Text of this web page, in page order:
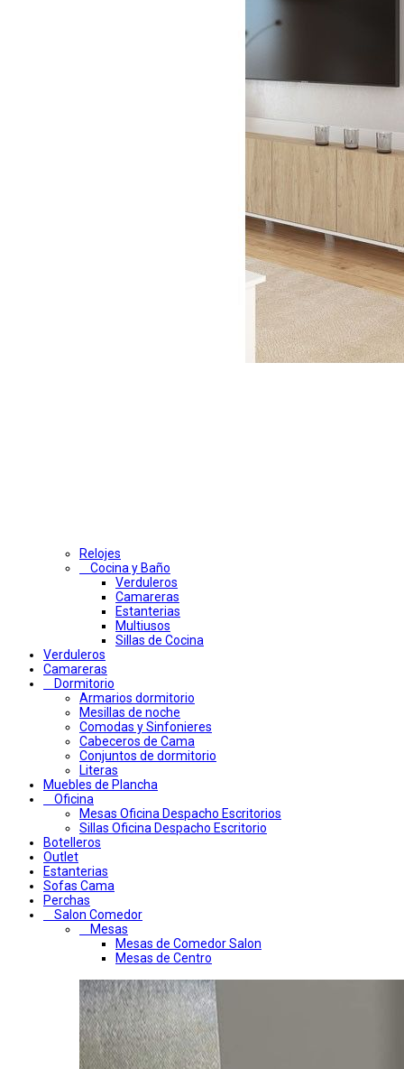
Relojes
Cocina y Baño
Verduleros
Camareras
Estanterias
Multiusos
Sillas de Cocina
Verduleros
Camareras
Dormitorio
Armarios dormitorio
Mesillas de noche
Comodas y Sinfonieres
Cabeceros de Cama
Conjuntos de dormitorio
Literas
Muebles de Plancha
Oficina
Mesas Oficina Despacho Escritorios
Sillas Oficina Despacho Escritorio
Botelleros
Outlet
Estanterias
Sofas Cama
Perchas
Salon Comedor
Mesas
Mesas de Comedor Salon
Mesas de Centro